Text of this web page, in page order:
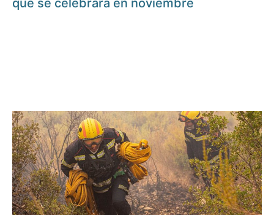
que se celebrará en noviembre